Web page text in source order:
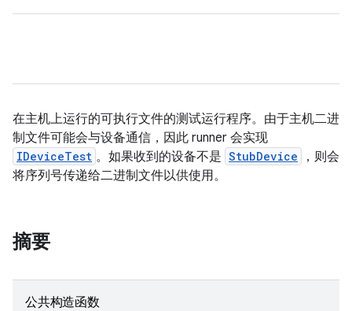
在主机上运行的可执行文件的测试运行程序。由于主机二进
制文件可能会与设备通信，因此 runner 会实现
IDeviceTest 。如果收到的设备不是 StubDevice
，则会
将序列号传递给二进制文件以供使用。
摘要
公共构造函数